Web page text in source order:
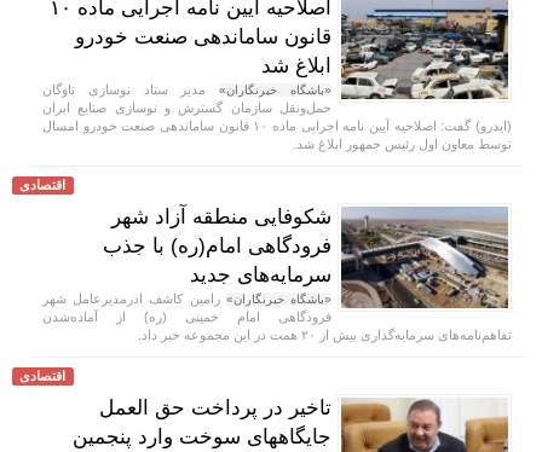
اصلاحیه آیین نامه اجرایی ماده ۱۰
قانون ساماندهی صنعت خودرو
ابلاغ شد
«باشگاه خبرنگاران»مدیر ستاد نوسازی ناوگان
حمل‌ونقل سازمان گسترش و نوسازی صنایع ایران
(ایدرو) گفت: اصلاحیه آیین نامه اجرایی ماده ۱۰ قانون ساماندهی صنعت خودرو امسال
توسط معاون اول رئیس جمهور ابلاغ شد.
اقتصادی
شکوفایی منطقه آزاد شهر
فرودگاهی امام(ره) با جذب
سرمایه‌های جدید
«باشگاه خبرنگاران» رامین کاشف اذرمدیرعامل شهر
فرودگاهی امام خمینی (ره) از آماده‌شدن
تفاهم‌نامه‌های سرمایه‌گذاری بیش از ۲۰ همت در این مجموعه خبر داد.
اقتصادی
تاخیر در پرداخت حق العمل
جایگاههای سوخت وارد پنجمین